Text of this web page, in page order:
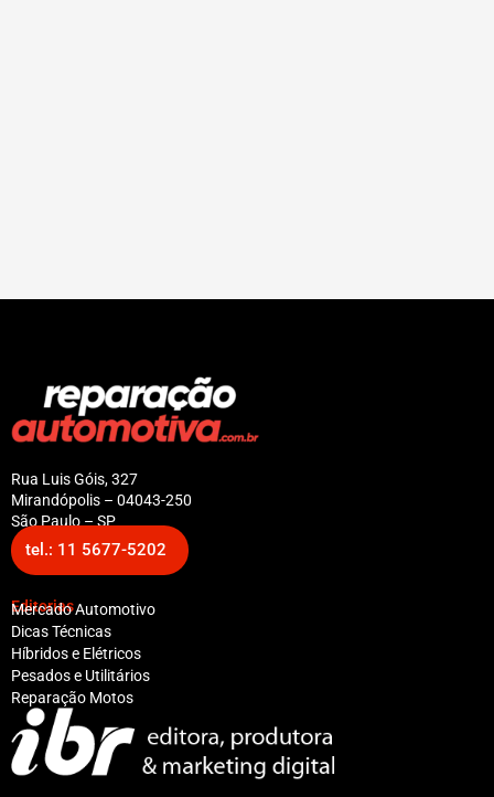
Rua Luis Góis, 327
Mirandópolis – 04043-250
São Paulo – SP
tel.: 11 5677-5202
Editorias
Mercado Automotivo
Dicas Técnicas
Híbridos e Elétricos
Pesados e Utilitários
Reparação Motos